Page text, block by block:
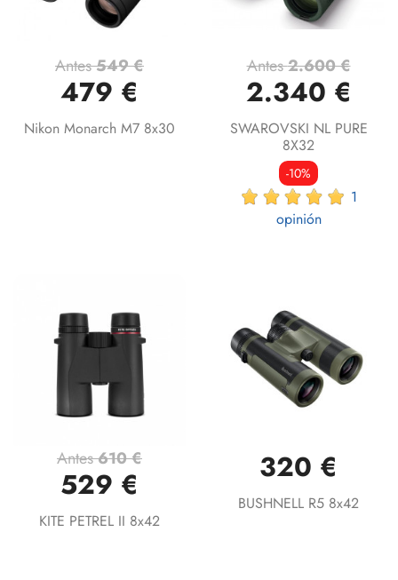
Antes549 €
479 €
Nikon Monarch M7 8x30
Antes2.600 €
2.340 €
SWAROVSKI NL PURE
8X32
-10%
1
opinión
Antes610 €
529 €
KITE PETREL II 8x42
320 €
BUSHNELL R5 8x42